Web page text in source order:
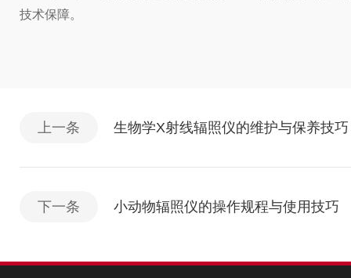
技术保障。
上一条 生物学X射线辐照仪的维护与保养技巧
下一条 小动物辐照仪的操作规程与使用技巧